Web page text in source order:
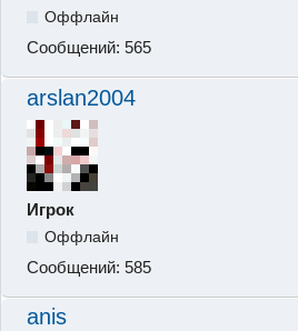
Оффлайн
Сообщений: 565
arslan2004
Игрок
Оффлайн
Сообщений: 585
anis